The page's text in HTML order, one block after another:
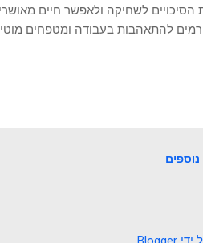
לשחיקה ולאפשר חיים
להתאהבות בעבודה ומטפחים
אותם. היתרונות בלהתאהב